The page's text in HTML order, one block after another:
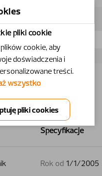
Specyfikacje
Rok od 1/1/2005
pliki cookie
cookie, aby
doświadczenia i
treści.
wszystko